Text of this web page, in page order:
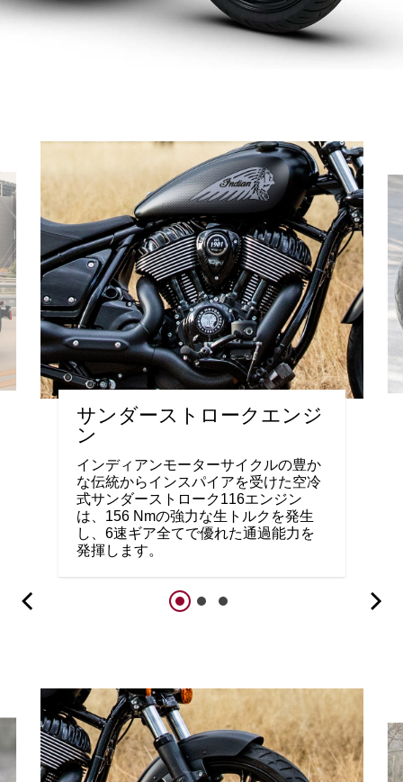
サンダーストロークエンジ
ン
インディアンモーターサイクルの豊か
な伝統からインスパイアを受けた空冷
式サンダーストローク116エンジン
は、156 Nmの強力な生トルクを発生
し、6速ギア全てで優れた通過能力を
発揮します。